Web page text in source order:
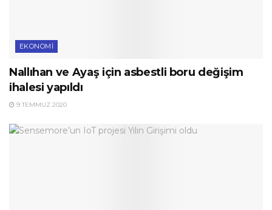
EKONOMI
Nallıhan ve Ayaş için asbestli boru değişim
ihalesi yapıldı
9 TEMMUZ 2020